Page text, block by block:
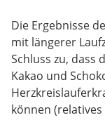
Die Ergebnisse
mit längerer
Schluss zu, dass
Kakao und
können (relatives